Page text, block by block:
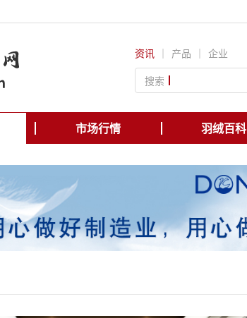
资讯 ｜ 产品 ｜ 企业
搜索
市场行情 羽绒百科